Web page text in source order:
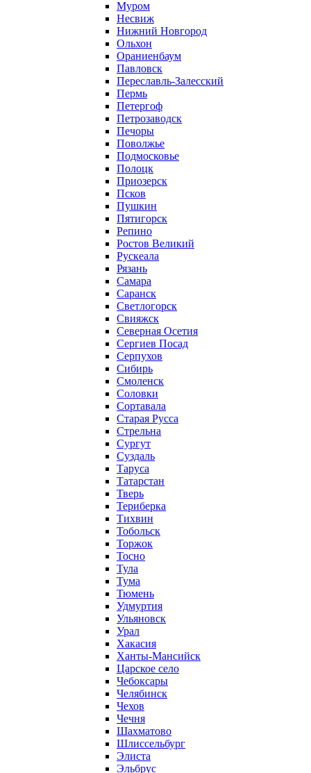
Муром
Несвиж
Нижний Новгород
Ольхон
Ораниенбаум
Павловск
Переславль-Залесский
Пермь
Петергоф
Петрозаводск
Печоры
Поволжье
Подмосковье
Полоцк
Приозерск
Псков
Пушкин
Пятигорск
Репино
Ростов Великий
Рускеала
Рязань
Самара
Саранск
Светлогорск
Свияжск
Северная Осетия
Сергиев Посад
Серпухов
Сибирь
Смоленск
Соловки
Сортавала
Старая Русса
Стрельна
Сургут
Суздаль
Таруса
Татарстан
Тверь
Териберка
Тихвин
Тобольск
Торжок
Тосно
Тула
Тума
Тюмень
Удмуртия
Ульяновск
Урал
Хакасия
Ханты-Мансийск
Царское село
Чебоксары
Челябинск
Чехов
Чечня
Шахматово
Шлиссельбург
Элиста
Эльбрус